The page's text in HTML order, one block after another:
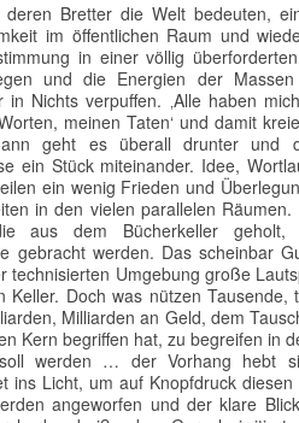
Bretter die Welt bedeuten,
im öffentlichen Raum und
in einer völlig
und die Energien der
Nichts verpuffen. ‚Alle haben
meinen Taten‘ und damit
geht es überall drunter und
ein Stück miteinander. Idee,
ein wenig Frieden und
in den vielen parallelen
aus dem Bücherkeller geholt,
gebracht werden. Das scheinbar
technisierten Umgebung große
Keller. Doch was nützen Tausende,
Milliarden an Geld, dem
Kern begriffen hat, zu begreifen in
werden … der Vorhang hebt
ins Licht, um auf Knopfdruck
angeworfen und der klare